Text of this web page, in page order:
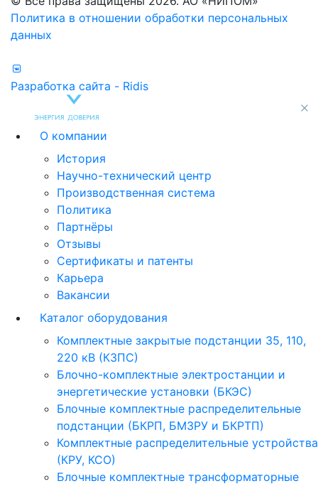
Политика в отношении обработки персональных
данных
Разработка сайта - Ridis
О компании
История
Научно-технический центр
Производственная система
Политика
Партнёры
Отзывы
Сертификаты и патенты
Карьера
Вакансии
Каталог оборудования
Комплектные закрытые подстанции 35, 110,
220 кВ (КЗПС)
Блочно-комплектные электростанции и
энергетические установки (БКЭС)
Блочные комплектные распределительные
подстанции (БКРП, БМЗРУ и БКРТП)
Комплектные распределительные устройства
(КРУ, КСО)
Блочные комплектные трансформаторные